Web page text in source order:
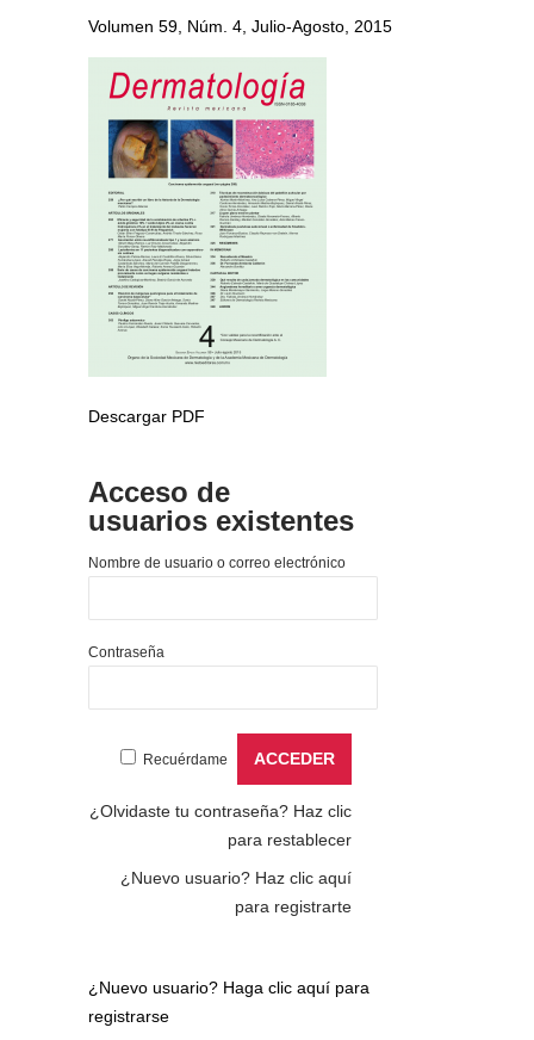
Volumen 59, Núm. 4, Julio-Agosto, 2015
Descargar PDF
Acceso de
usuarios existentes
Nombre de usuario o correo electrónico
Contraseña
Recuérdame
¿Olvidaste tu contraseña? Haz clic
para restablecer
¿Nuevo usuario? Haz clic aquí
para registrarte
¿Nuevo usuario? Haga clic aquí para
registrarse